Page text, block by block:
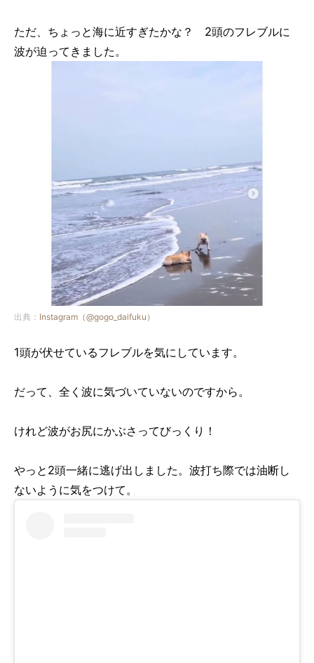
ただ、ちょっと海に近すぎたかな？ 2頭のフレブルに
波が迫ってきました。
出典： Instagram（@gogo_daifuku）
1頭が伏せているフレブルを気にしています。
だって、全く波に気づいていないのですから。
けれど波がお尻にかぶさってびっくり！
やっと2頭一緒に逃げ出しました。波打ち際では油断し
ないように気をつけて。